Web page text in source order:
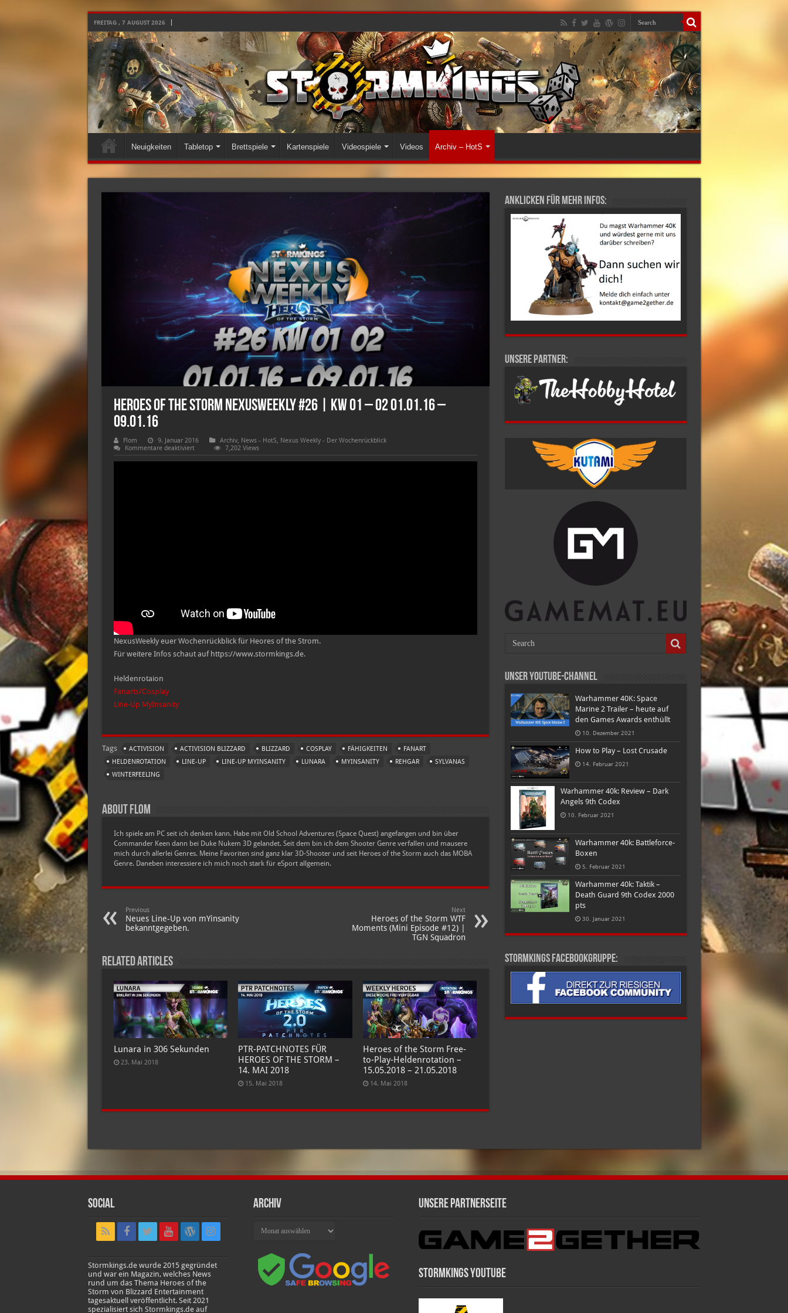
FREITAG , 7 AUGUST 2026
Neuigkeiten Tabletop Brettspiele Kartenspiele Videospiele Videos Archiv – HotS
HEROES OF THE STORM NexusWeekly #26 | KW 01 – 02 01.01.16 –
09.01.16
Flom 9. Januar 2016 Archiv, News - HotS, Nexus Weekly - Der Wochenrückblick
Kommentare deaktiviertfür
HEROES
OF
7,202 Views
NexusWeekly euer Wochenrückblick für Heores of the Strom.
Für weitere Infos schaut auf https://www.stormkings.de.
Heldenrotaion
Fanarts/Cosplay
Line-Up MyInsanity
Tags ACTIVISION ACTIVISION BLIZZARD BLIZZARD COSPLAY FÄHIGKEITEN
FANART
HELDENROTATION
LINE-UP LINE-UP MYINSANITY LUNARA MYINSANITY REHGAR
SYLVANAS
WINTERFEELING
About Flom
Ich spiele am PC seit ich denken kann. Habe mit Old School Adventures (Space Quest) angefangen und bin über
Commander Keen dann bei Duke Nukem 3D gelandet. Seit dem bin ich dem Shooter Genre verfallen und mausere
mich durch allerlei Genres. Meine Favoriten sind ganz klar 3D-Shooter und seit Heroes of the Storm auch das MOBA
Genre. Daneben interessiere ich mich noch stark für eSport allgemein.
Previous
Neues Line-Up von mYinsanity
bekanntgegeben.
Next
Heroes of the Storm WTF
Moments (Mini Episode #12) |
TGN Squadron
Related Articles
Lunara in 306 Sekunden
23. Mai 2018
PTR-PATCHNOTES FÜR
HEROES OF THE STORM –
14. MAI 2018
15. Mai 2018
Heroes of the Storm Free-
to-Play-Heldenrotation –
15.05.2018 – 21.05.2018
14. Mai 2018
Anklicken für mehr Infos:
Unsere Partner:
Unser Youtube-Channel
Warhammer 40K: Space
Marine 2 Trailer – heute auf
den Games Awards enthüllt
10. Dezember 2021
How to Play – Lost Crusade
14. Februar 2021
Warhammer 40k: Review – Dark
Angels 9th Codex
10. Februar 2021
Warhammer 40k: Battleforce-
Boxen
5. Februar 2021
Warhammer 40k: Taktik –
Death Guard 9th Codex 2000
pts
30. Januar 2021
Stormkings Facebookgruppe:
Social
Stormkings.de wurde 2015 gegründet
und war ein Magazin, welches News
rund um das Thema Heroes of the
Storm von Blizzard Entertainment
tagesaktuell veröffentlicht. Seit 2021
spezialisiert sich Stormkings.de auf
Archiv Unsere Partnerseite
Stormkings Youtube